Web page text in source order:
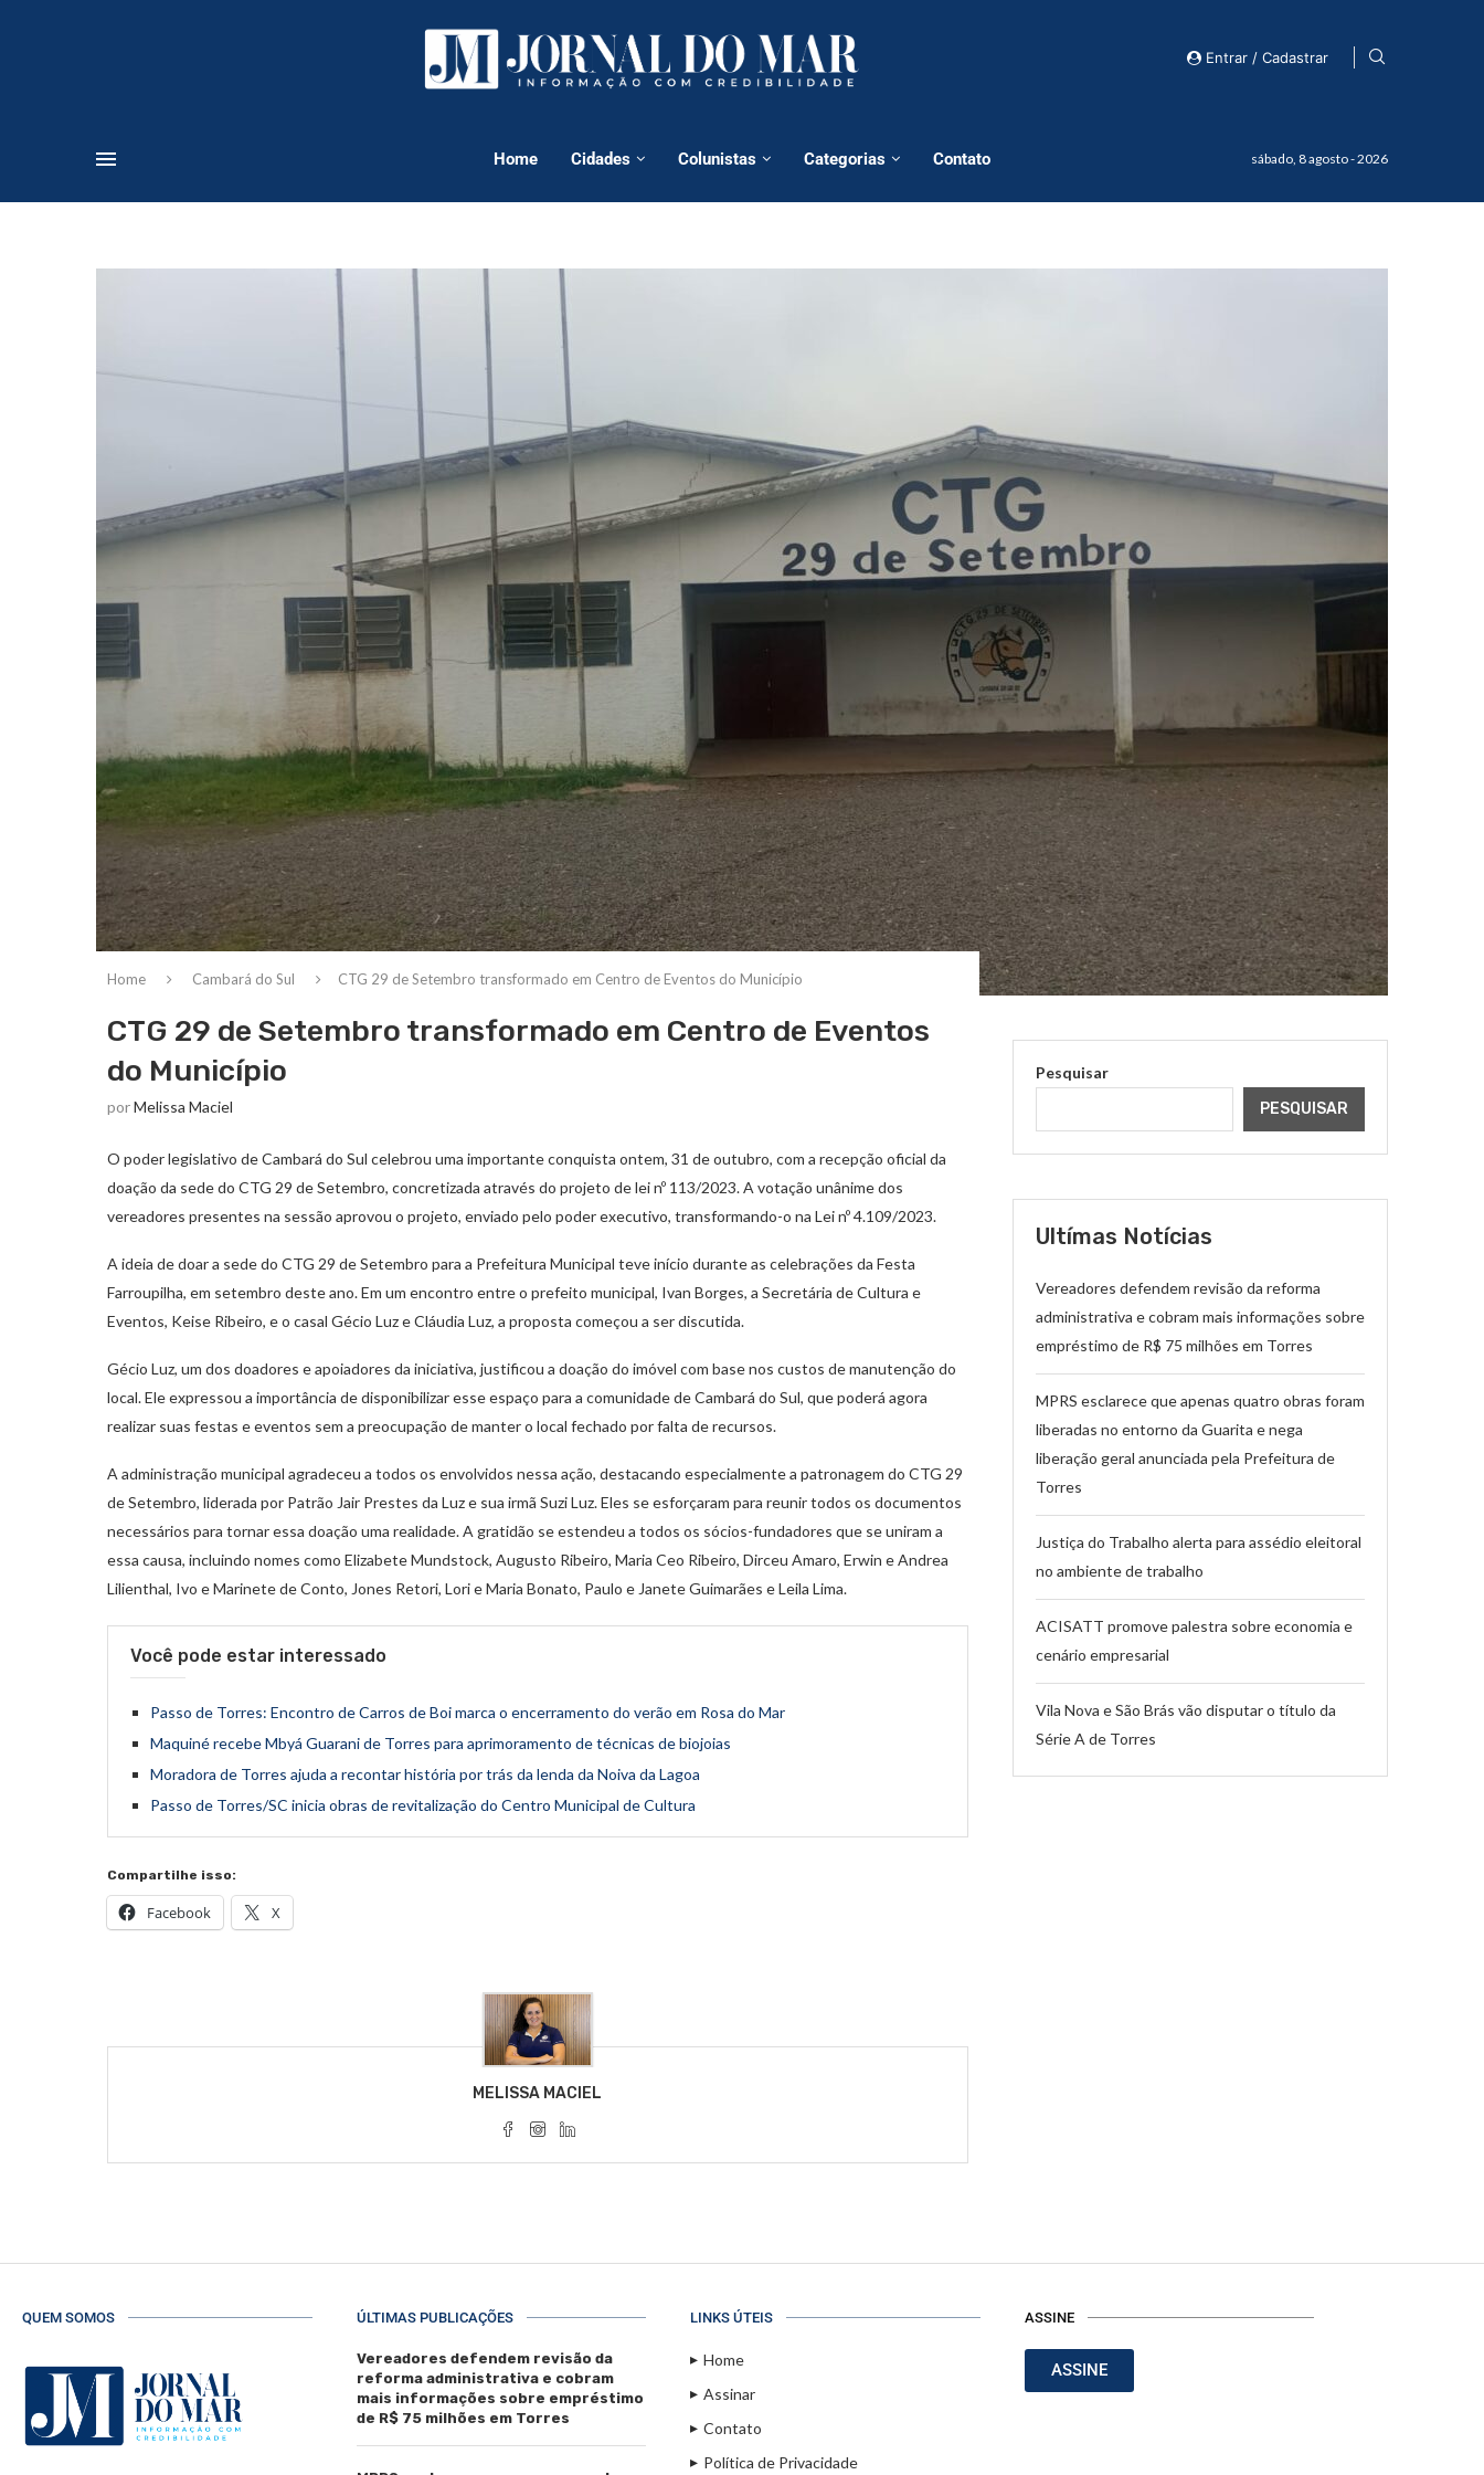
Entrar / Cadastrar
Home Cidades Colunistas Categorias Contato sábado, 8 agosto - 2026
Home Cambará do Sul CTG 29 de Setembro transformado em Centro de Eventos do Município
CTG 29 de Setembro transformado em Centro de Eventos
do Município
porMelissa Maciel
O poder legislativo de Cambará do Sul celebrou uma importante conquista ontem, 31 de outubro, com a recepção oficial da
doação da sede do CTG 29 de Setembro, concretizada através do projeto de lei nº 113/2023. A votação unânime dos
vereadores presentes na sessão aprovou o projeto, enviado pelo poder executivo, transformando-o na Lei nº 4.109/2023.
A ideia de doar a sede do CTG 29 de Setembro para a Prefeitura Municipal teve início durante as celebrações da Festa
Farroupilha, em setembro deste ano. Em um encontro entre o prefeito municipal, Ivan Borges, a Secretária de Cultura e
Eventos, Keise Ribeiro, e o casal Gécio Luz e Cláudia Luz, a proposta começou a ser discutida.
Gécio Luz, um dos doadores e apoiadores da iniciativa, justificou a doação do imóvel com base nos custos de manutenção do
local. Ele expressou a importância de disponibilizar esse espaço para a comunidade de Cambará do Sul, que poderá agora
realizar suas festas e eventos sem a preocupação de manter o local fechado por falta de recursos.
A administração municipal agradeceu a todos os envolvidos nessa ação, destacando especialmente a patronagem do CTG 29
de Setembro, liderada por Patrão Jair Prestes da Luz e sua irmã Suzi Luz. Eles se esforçaram para reunir todos os documentos
necessários para tornar essa doação uma realidade. A gratidão se estendeu a todos os sócios-fundadores que se uniram a
essa causa, incluindo nomes como Elizabete Mundstock, Augusto Ribeiro, Maria Ceo Ribeiro, Dirceu Amaro, Erwin e Andrea
Lilienthal, Ivo e Marinete de Conto, Jones Retori, Lori e Maria Bonato, Paulo e Janete Guimarães e Leila Lima.
Você pode estar interessado
Passo de Torres: Encontro de Carros de Boi marca o encerramento do verão em Rosa do Mar
Maquiné recebe Mbyá Guarani de Torres para aprimoramento de técnicas de biojoias
Moradora de Torres ajuda a recontar história por trás da lenda da Noiva da Lagoa
Passo de Torres/SC inicia obras de revitalização do Centro Municipal de Cultura
Compartilhe isso:
Facebook X
MELISSA MACIEL
Pesquisar
PESQUISAR
Ultímas Notícias
Vereadores defendem revisão da reforma
administrativa e cobram mais informações sobre
empréstimo de R$ 75 milhões em Torres
MPRS esclarece que apenas quatro obras foram
liberadas no entorno da Guarita e nega
liberação geral anunciada pela Prefeitura de
Torres
Justiça do Trabalho alerta para assédio eleitoral
no ambiente de trabalho
ACISATT promove palestra sobre economia e
cenário empresarial
Vila Nova e São Brás vão disputar o título da
Série A de Torres
QUEM SOMOS ÚLTIMAS PUBLICAÇÕES
Vereadores defendem revisão da
reforma administrativa e cobram
mais informações sobre empréstimo
de R$ 75 milhões em Torres
LINKS ÚTEIS
Home
Assinar
Contato
Política de Privacidade
ASSINE
ASSINE